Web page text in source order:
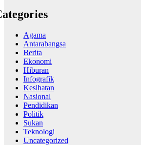
Agama
Antarabangsa
Berita
Ekonomi
Hiburan
Infografik
Kesihatan
Nasional
Pendidikan
Politik
Sukan
Teknologi
Uncategorized